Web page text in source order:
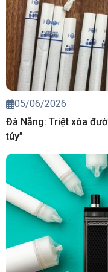
05/06/2026
Đà Nẵng: Triệt xóa
túy”